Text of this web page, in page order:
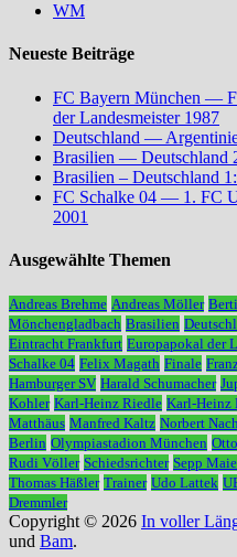
WM
Neueste Beiträge
FC Bayern München —
der Landesmeister 1987
Deutschland —
Brasilien — Deutschland
Brasilien – Deutschland
FC Schalke 04 — 1. FC
2001
Ausgewählte Themen
Andreas Brehme Andreas Möller
Mönchengladbach Brasilien
Eintracht Frankfurt Europapokal der
Schalke 04 Felix Magath Finale
Hamburger SV Harald Schumacher
Kohler Karl-Heinz Riedle Karl-Heinz
Matthäus Manfred Kaltz Norbert
Berlin Olympiastadion München
Rudi Völler Schiedsrichter Sepp
Thomas Häßler Trainer Udo Lattek
Dremmler
Copyright © 2026 In voller
und Bam.